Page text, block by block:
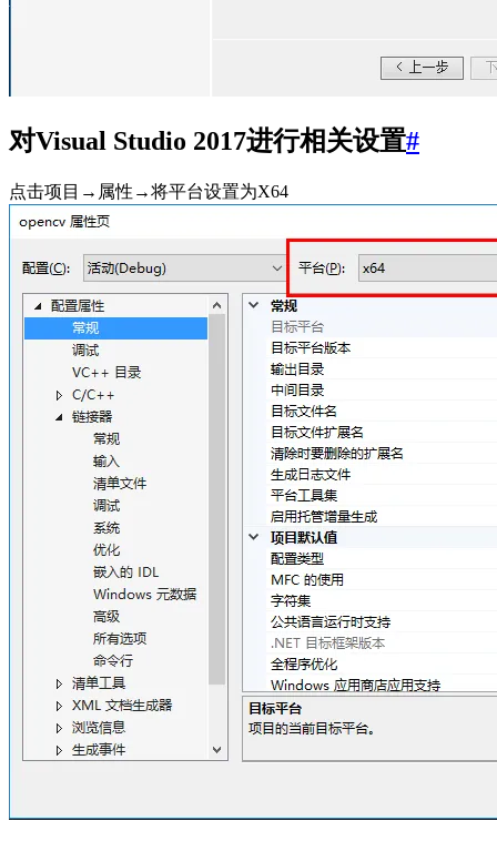
对Visual Studio 2017进行相关设置#
点击项目→属性→将平台设置为X64